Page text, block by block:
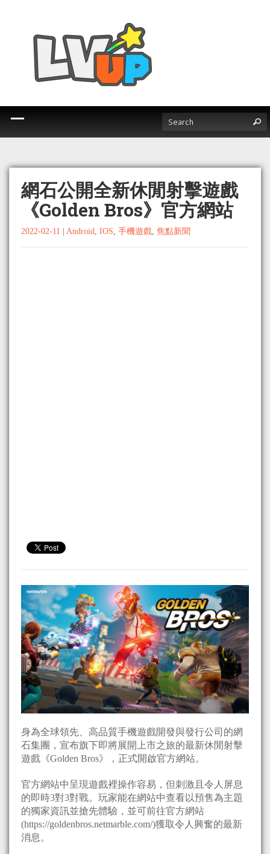
網石公開全新休閒射擊遊戲
《Golden Bros》官方網站
2022-02-11 Android, IOS, 手機遊戲, 焦點新聞
身為全球領先、高品質手機遊戲開發與發行公司的網
石集團，宣布旗下即將展開上市之旅的最新休閒射擊
遊戲《Golden Bros》，正式開啟官方網站。
官方網站中呈現遊戲裡操作容易，但刺激且令人屏息
的即時3對3對戰。玩家能在網站中查看以預售為主題
的獨家資訊並搶先體驗，並可前往官方網站
(https://goldenbros.netmarble.com/)獲取令人興奮的最新
消息。